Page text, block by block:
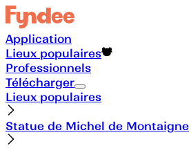
Application
Lieux populaires
Professionnels
Télécharger
Lieux populaires
Statue de Michel de Montaigne